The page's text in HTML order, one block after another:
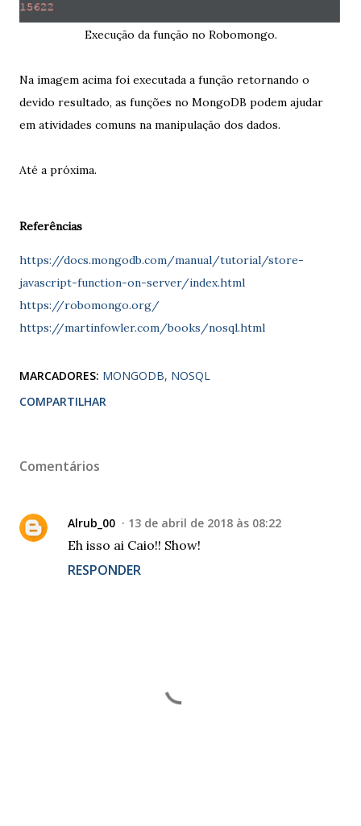
Execução da função no Robomongo.
Na imagem acima foi executada a função retornando o
devido resultado, as funções no MongoDB podem ajudar
em atividades comuns na manipulação dos dados.
Até a próxima.
Referências
https://docs.mongodb.com/manual/tutorial/store-
javascript-function-on-server/index.html
https://robomongo.org/
https://martinfowler.com/books/nosql.html
MARCADORES: MONGODB NOSQL
COMPARTILHAR
Comentários
Alrub_00 13 de abril de 2018 às 08:22
Eh isso ai Caio!! Show!
RESPONDER